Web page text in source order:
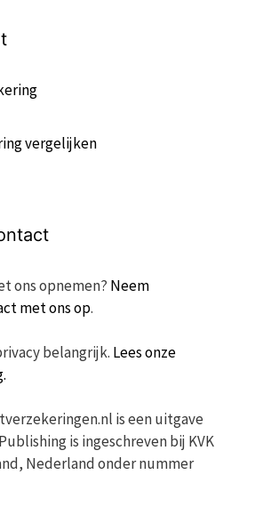
vergelijken
ons opnemen? Neem
met ons op.
belangrijk. Lees onze
is een uitgave
is ingeschreven bij KVK
Nederland onder nummer